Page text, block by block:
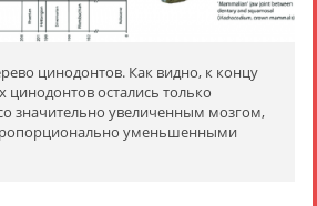
цинодонтов. Как видно, к концу
остались только
значительно увеличенным мозгом,
уменьшенными